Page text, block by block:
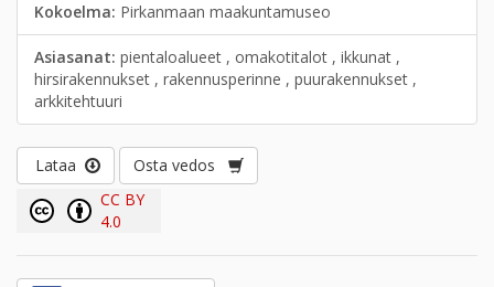
Kokoelma: Pirkanmaan maakuntamuseo
Asiasanat: pientaloalueet , omakotitalot , ikkunat ,
hirsirakennukset , rakennusperinne , puurakennukset ,
arkkitehtuuri
Lataa
Osta vedos
CC BY
4.0